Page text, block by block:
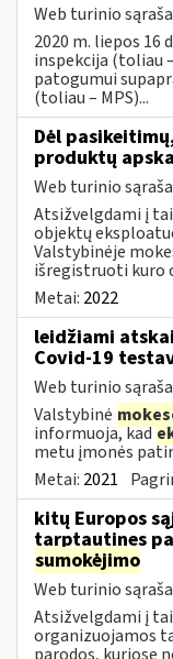
Web turinio
2020 m. liepos 16
inspekcija (toliau
patogumui
(toliau – MPS)...
Dėl
produktų
Web turinio
Atsižvelgdami į
objektų
Valstybinėje
išregistruoti kuro
Metai: 2022
leidžiami
Covid-19
Web turinio
Valstybinė
informuoja, kad
metu įmonės
Metai: 2021
kitų Europos
tarptautines
sumokėjimo
Web turinio
Atsižvelgdami į
organizuojamos
parodos, kuriose